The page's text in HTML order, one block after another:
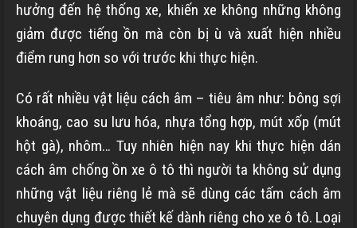
hưởng đến hệ thống xe, khiến xe không những không
giảm được tiếng ồn mà còn bị ù và xuất hiện nhiều
điểm rung hơn so với trước khi thực hiện.
Có rất nhiều vật liệu cách âm – tiêu âm như: bông sợi
khoáng, cao su lưu hóa, nhựa tổng hợp, mút xốp (mút
hột gà), nhôm… Tuy nhiên hiện nay khi thực hiện dán
cách âm chống ồn xe ô tô thì người ta không sử dụng
những vật liệu riêng lẻ mà sẽ dùng các tấm cách âm
chuyên dụng được thiết kế dành riêng cho xe ô tô. Loại